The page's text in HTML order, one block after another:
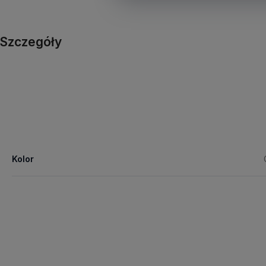
Szczegóły
Kolor